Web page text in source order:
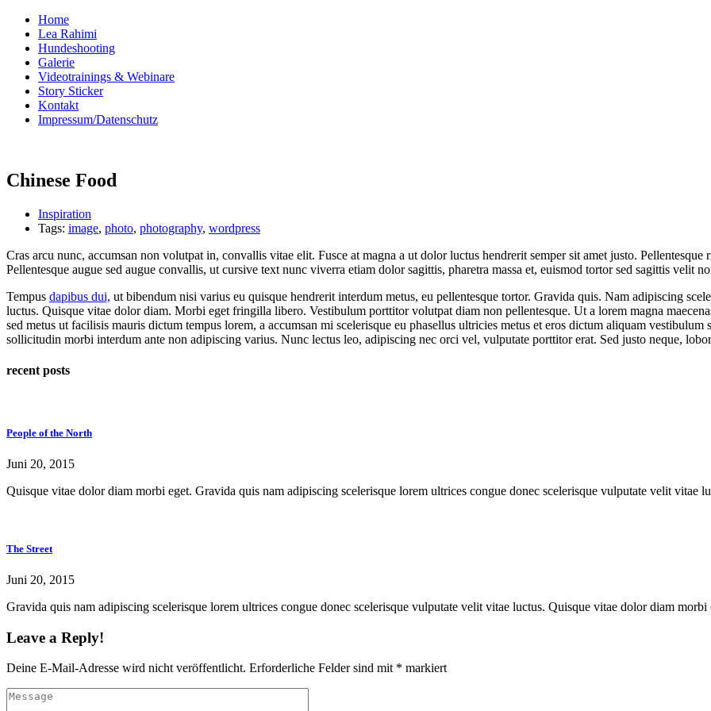
Home
Lea Rahimi
Hundeshooting
Galerie
Videotrainings & Webinare
Story Sticker
Kontakt
Impressum/Datenschutz
Chinese Food
Inspiration
Tags: image, photo, photography, wordpress
Cras arcu nunc, accumsan non volutpat in, convallis vitae elit. Fusce at magna a ut dolor luctus hendrerit semper sit amet justo.
Pellentesque augue sed augue convallis, ut cursive text nunc viverra etiam dolor sagittis, pharetra massa et, euismod tortor sed sagittis velit
Tempus dapibus dui, ut bibendum nisi varius eu quisque hendrerit interdum metus, eu pellentesque tortor. Gravida quis. Nam adipiscing
luctus. Quisque vitae dolor diam. Morbi eget fringilla libero. Vestibulum porttitor volutpat diam non pellentesque. Ut a lorem magna
sed metus ut facilisis mauris dictum tempus lorem, a accumsan mi scelerisque eu phasellus ultricies metus et eros dictum aliquam vestibulum
sollicitudin morbi interdum ante non adipiscing varius. Nunc lectus leo, adipiscing nec orci vel, vulputate porttitor erat. Sed justo neque,
recent posts
People of the North
Juni 20, 2015
Quisque vitae dolor diam morbi eget. Gravida quis nam adipiscing scelerisque lorem ultrices congue donec scelerisque vulputate velit vitae
The Street
Juni 20, 2015
Gravida quis nam adipiscing scelerisque lorem ultrices congue donec scelerisque vulputate velit vitae luctus. Quisque vitae dolor diam morbi
Leave a Reply!
Deine E-Mail-Adresse wird nicht veröffentlicht. Erforderliche Felder sind mit * markiert